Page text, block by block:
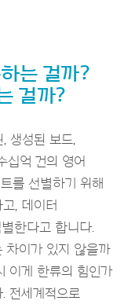
는 걸까?
걸까?
생성된 보드,
십억 건의 영어
를 선별하기 위해
, 데이터
한다고 합니다.
차이가 있지 않을까
이게 한류의 힘인가
전세계적으로